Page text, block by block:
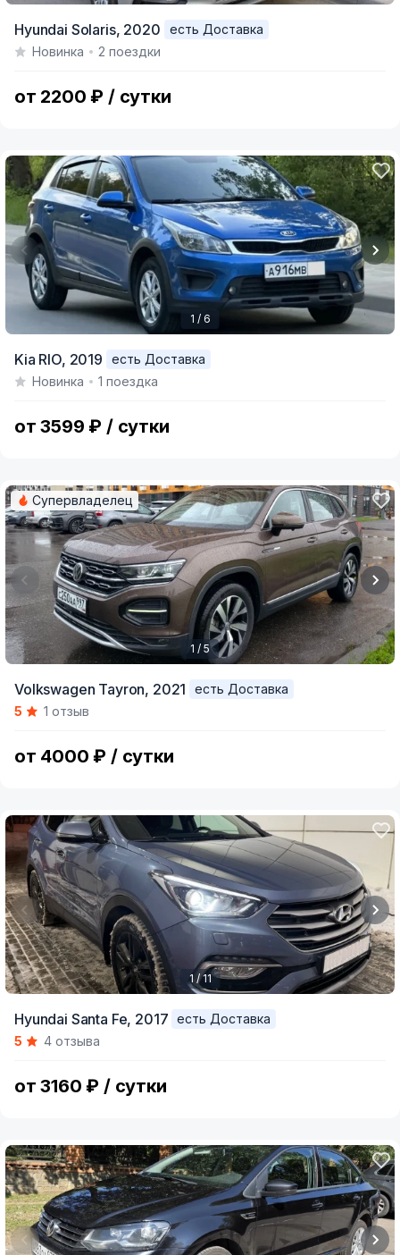
of
Hyundai Solaris, 2020
есть Доставка
Новинка
2 поездки
от 2200 ₽ / сутки
of
1 / 6
Kia RIO, 2019
есть Доставка
Новинка
1 поездка
от 3599 ₽ / сутки
of
Супервладелец
1 / 5
Volkswagen Tayron, 2021
есть Доставка
5
1 отзыв
от 4000 ₽ / сутки
of
1 / 11
Hyundai Santa Fe, 2017
есть Доставка
5
4 отзыва
от 3160 ₽ / сутки